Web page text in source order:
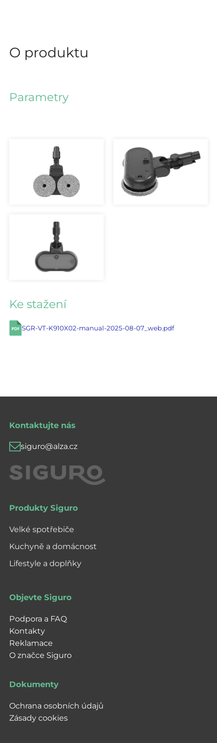
O produktu
Parametry
Ke stažení
SGR-VT-K910X02-manual-2025-08-07_web.pdf
Kontaktujte nás
siguro@alza.cz
Produkty Siguro
Velké spotřebiče
Kuchyně a domácnost
Lifestyle a doplňky
Objevte Siguro
Podpora a FAQ
Kontakty
Reklamace
O značce Siguro
Dokumenty
Ochrana osobních údajů
Zásady cookies